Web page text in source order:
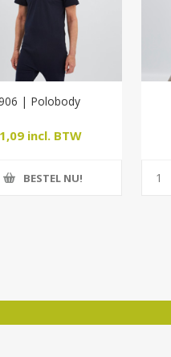
| Polobody
incl. BTW
BESTEL NU!